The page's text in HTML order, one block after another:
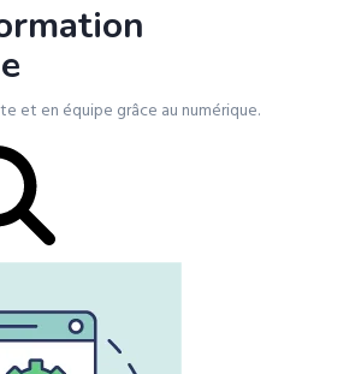
et en équipe grâce au numérique.